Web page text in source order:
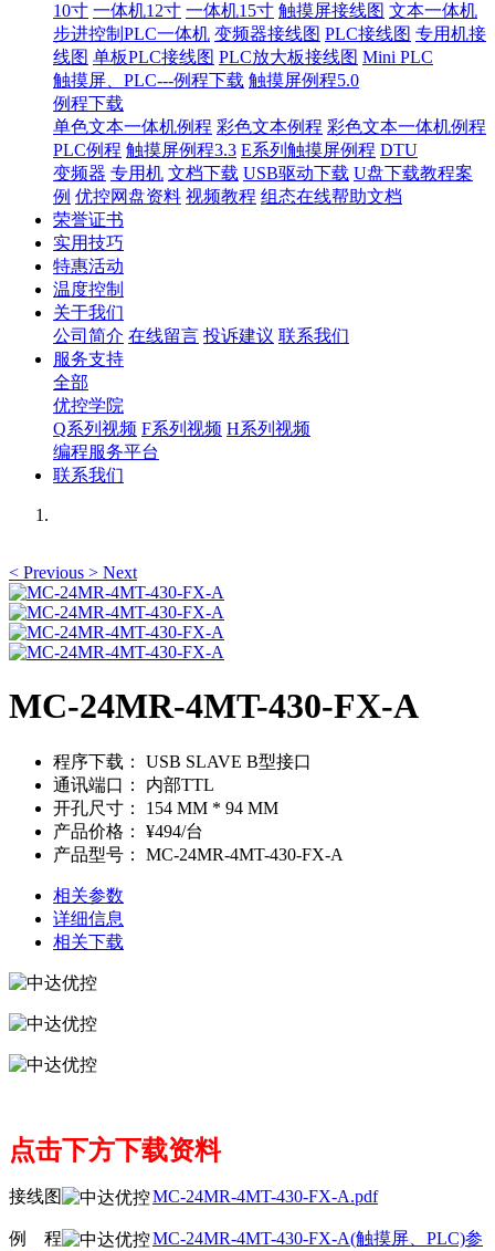
10寸 一体机12寸 一体机15寸 触摸屏接线图 文本一体机
步进控制PLC一体机 变频器接线图 PLC接线图 专用机接
线图 单板PLC接线图 PLC放大板接线图 Mini PLC
触摸屏、PLC---例程下载 触摸屏例程5.0
例程下载
单色文本一体机例程 彩色文本例程 彩色文本一体机例程
PLC例程 触摸屏例程3.3 E系列触摸屏例程 DTU
变频器 专用机 文档下载 USB驱动下载 U盘下载教程案
例 优控网盘资料 视频教程 组态在线帮助文档
荣誉证书
实用技巧
特惠活动
温度控制
关于我们
公司简介 在线留言 投诉建议 联系我们
服务支持
全部
优控学院
Q系列视频 F系列视频 H系列视频
编程服务平台
联系我们
< Previous > Next
MC-24MR-4MT-430-FX-A
程序下载：
USB SLAVE B型接口
通讯端口：
内部TTL
开孔尺寸：
154 MM * 94 MM
产品价格：
¥494/台
产品型号：
MC-24MR-4MT-430-FX-A
相关参数
详细信息
相关下载
点击下方下载资料
接线图 MC-24MR-4MT-430-FX-A.pdf
例 程
MC-24MR-4MT-430-FX-A(触摸屏、PLC)参